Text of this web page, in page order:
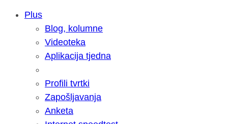
Samsung otkrio kako je nastajala
razvoja donijelo tanje i izdržljivije
Plus
Blog, kolumne
Videoteka
Aplikacija tjedna
Profili tvrtki
Zapošljavanja
Anketa